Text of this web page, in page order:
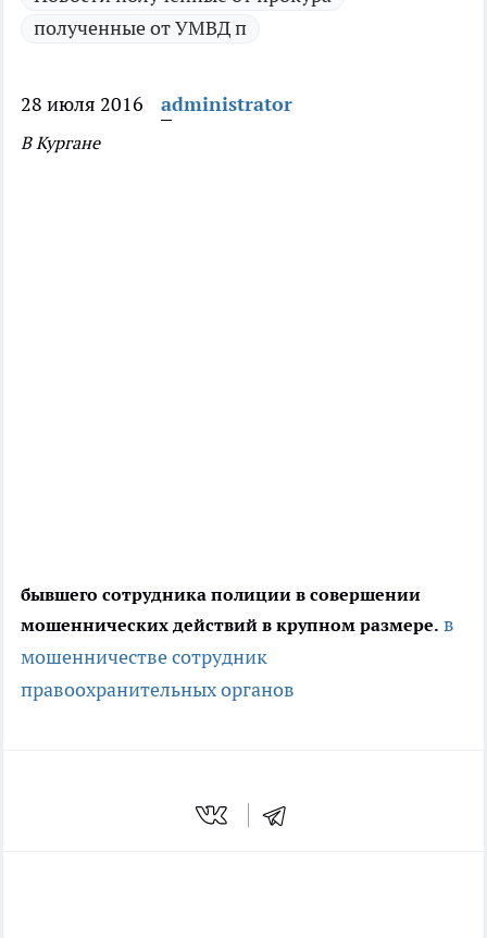
полученные от УМВД п
28 июля 2016 administrator
В Кургане
бывшего сотрудника полиции в совершении
мошеннических действий в крупном размере. в
мошенничествесотрудник
правоохранительных органов